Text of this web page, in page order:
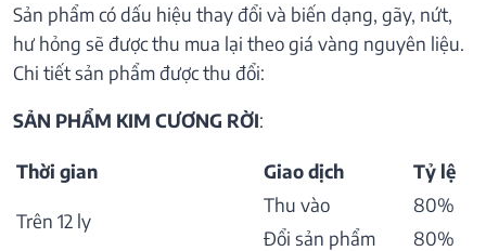
Sản phẩm có dấu hiệu thay đổi và biến dạng, gãy, nứt,
hư hỏng sẽ được thu mua lại theo giá vàng nguyên liệu.
Chi tiết sản phẩm được thu đổi:
SẢN PHẨM KIM CƯƠNG RỜI:
Thời gian Giao dịch Tỷ lệ
Trên 12 ly
Thu vào
80%
Đổi sản phẩm
80%